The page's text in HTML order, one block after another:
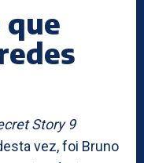
que
Story 9
vez, foi Bruno